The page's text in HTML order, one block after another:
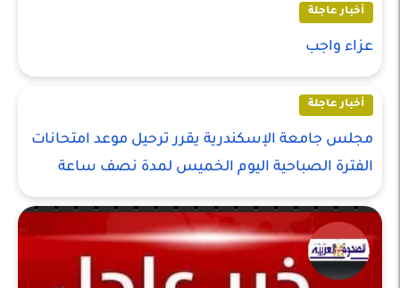
أخبار عاجلة
عزاء واجب
أخبار عاجلة
مجلس جامعة الإسكندرية يقرر ترحيل موعد امتحانات
الفترة الصباحية اليوم الخميس لمدة نصف ساعة